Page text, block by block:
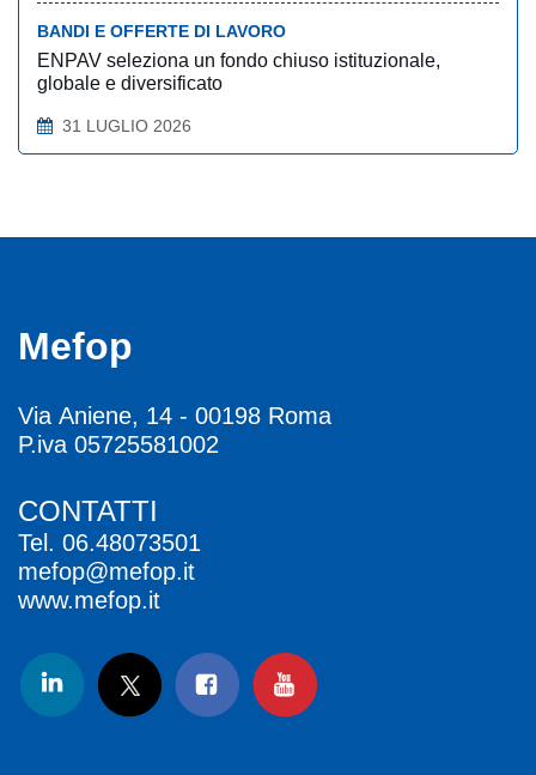
BANDI E OFFERTE DI LAVORO
ENPAV seleziona un fondo chiuso istituzionale,
globale e diversificato
31 LUGLIO 2026
Mefop
Via Aniene, 14 - 00198 Roma
P.iva 05725581002
CONTATTI
Tel. 06.48073501
mefop@mefop.it
www.mefop.it